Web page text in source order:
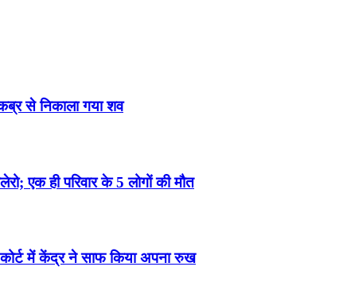
से निकाला गया शव
एक ही परिवार के 5 लोगों की मौत
में केंद्र ने साफ किया अपना रुख